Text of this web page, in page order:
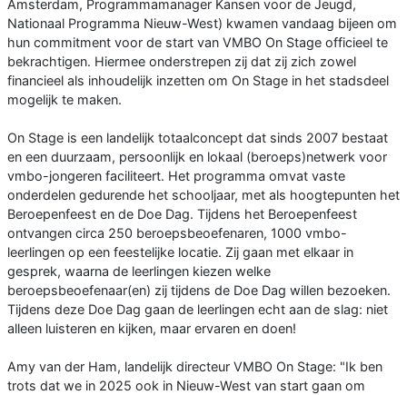
Amsterdam, Programmamanager Kansen voor de Jeugd,
Nationaal Programma Nieuw-West) kwamen vandaag bijeen om
hun commitment voor de start van VMBO On Stage officieel te
bekrachtigen. Hiermee onderstrepen zij dat zij zich zowel
financieel als inhoudelijk inzetten om On Stage in het stadsdeel
mogelijk te maken.
On Stage is een landelijk totaalconcept dat sinds 2007 bestaat
en een duurzaam, persoonlijk en lokaal (beroeps)netwerk voor
vmbo-jongeren faciliteert. Het programma omvat vaste
onderdelen gedurende het schooljaar, met als hoogtepunten het
Beroepenfeest en de Doe Dag. Tijdens het Beroepenfeest
ontvangen circa 250 beroepsbeoefenaren, 1000 vmbo-
leerlingen op een feestelijke locatie. Zij gaan met elkaar in
gesprek, waarna de leerlingen kiezen welke
beroepsbeoefenaar(en) zij tijdens de Doe Dag willen bezoeken.
Tijdens deze Doe Dag gaan de leerlingen echt aan de slag: niet
alleen luisteren en kijken, maar ervaren en doen!
Amy van der Ham, landelijk directeur VMBO On Stage: "Ik ben
trots dat we in 2025 ook in Nieuw-West van start gaan om